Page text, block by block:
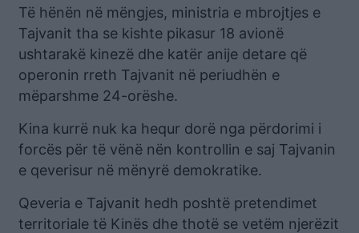
Të hënën në mëngjes, ministria e mbrojtjes e
Tajvanit tha se kishte pikasur 18 avionë
ushtarakë kinezë dhe katër anije detare që
operonin rreth Tajvanit në periudhën e
mëparshme 24-orëshe.
Kina kurrë nuk ka hequr dorë nga përdorimi i
forcës për të vënë nën kontrollin e saj Tajvanin
e qeverisur në mënyrë demokratike.
Qeveria e Tajvanit hedh poshtë pretendimet
territoriale të Kinës dhe thotë se vetëm njerëzit